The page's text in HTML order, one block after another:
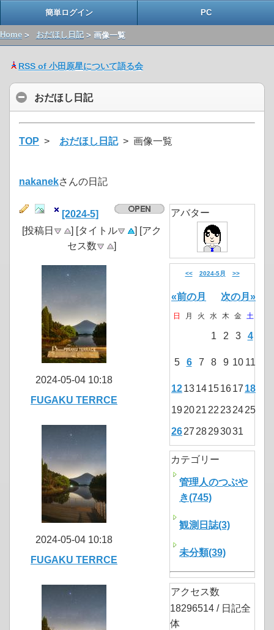
簡単ログイン PC
Home > おだほし日記> 画像一覧
RSS of 小田原星について語る会
おだほし日記
TOP > おだほし日記> 画像一覧
nakanekさんの日記
[2024-5]
[投稿日
] [タイトル
] [アク
セス数
]
2024-05-04 10:18
FUGAKU TERRCE
2024-05-04 10:18
FUGAKU TERRCE
アバター
<< 2024-5月 >>
«前の月 次の月»
日 月 火 水 木 金 土
1 2 3 4
5 6 7 8 9 10 11
121314151617 18
192021 22 232425
2627 28293031
カテゴリー
管理人のつぶや
き(745)
観測日誌(3)
未分類(39)
アクセス数
18296514 / 日記全
体